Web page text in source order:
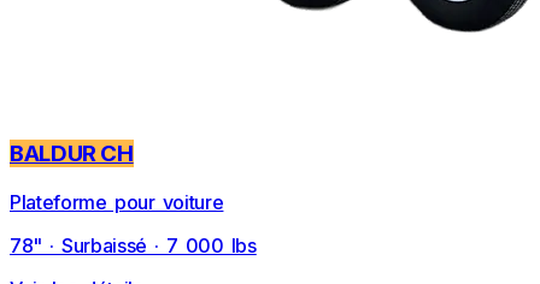
BALDUR CH
Plateforme pour voiture
78" · Surbaissé · 7 000 lbs